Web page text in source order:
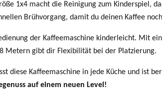
1x4 macht die Reinigung zum Kinderspiel,
Brühvorgang, damit du deinen Kaffee
der Kaffeemaschine kinderleicht. Mit
Metern gibt dir Flexibilität bei der Platzierung.
diese Kaffeemaschine in jede Küche und ist
auf einem neuen Level!